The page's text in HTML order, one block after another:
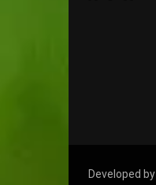
Developed by